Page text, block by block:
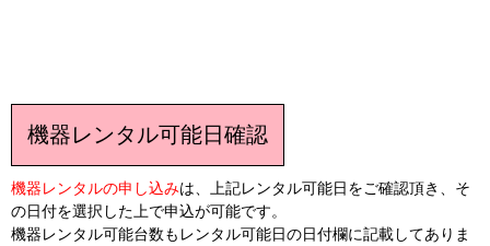
機器レンタル可能日確認
機器レンタルの申し込みは、上記レンタル可能日をご確認頂き、そ
の日付を選択した上で申込が可能です。
機器レンタル可能台数もレンタル可能日の日付欄に記載してありま